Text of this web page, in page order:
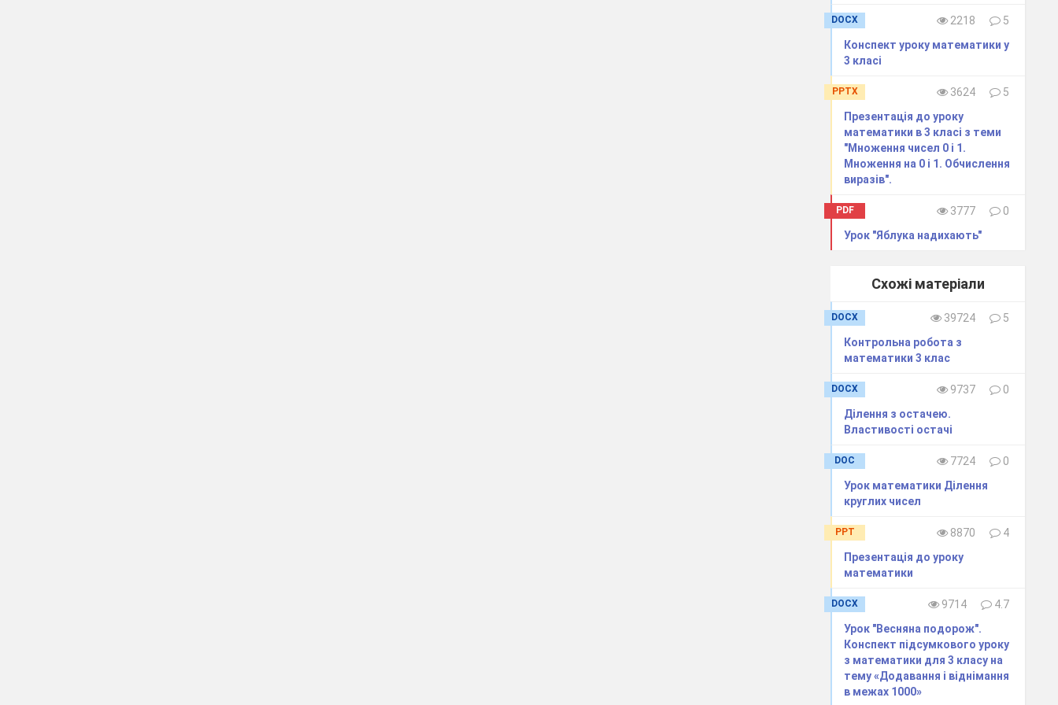
DOCX 2218
5
Конспект уроку математики у
3 класі
PPTX 3624
5
Презентація до уроку
математики в 3 класі з теми
"Множення чисел 0 і 1.
Множення на 0 і 1. Обчислення
виразів".
PDF 3777
0
Урок "Яблука надихають"
Схожі матеріали
DOCX 39724
5
Контрольна робота з
математики 3 клас
DOCX 9737
0
Ділення з остачею.
Властивості остачі
DOC 7724
0
Урок математики Ділення
круглих чисел
PPT 8870
4
Презентація до уроку
математики
DOCX 9714
4.7
Урок "Весняна подорож".
Конспект підсумкового уроку
з математики для 3 класу на
тему «Додавання і віднімання
в межах 1000»